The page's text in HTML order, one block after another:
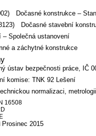
Dočasné konstrukce –
Dočasné stavební
Společná ustanovení
a záchytné konstrukce
ústav bezpečnosti práce, IČ
komise: TNK 92 Lešení
normalizaci,
16508
Prosinec 2015